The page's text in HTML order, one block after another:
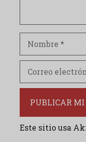
electrónico
Este sitio usa